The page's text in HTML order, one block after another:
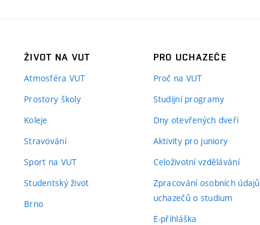
ŽIVOT NA VUT
Atmosféra VUT
Prostory školy
Koleje
Stravování
Sport na VUT
Studentský život
Brno
PRO UCHAZEČE
Proč na VUT
Studijní programy
Dny otevřených dveří
Aktivity pro juniory
Celoživotní vzdělávání
Zpracování osobních údajů
uchazečů o studium
E-přihláška